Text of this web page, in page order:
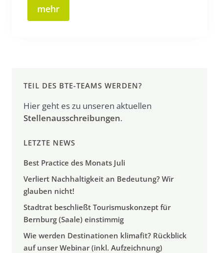
mehr
TEIL DES BTE-TEAMS WERDEN?
Hier geht es zu unseren aktuellen
Stellenausschreibungen.
LETZTE NEWS
Best Practice des Monats Juli
Verliert Nachhaltigkeit an Bedeutung? Wir
glauben nicht!
Stadtrat beschließt Tourismuskonzept für
Bernburg (Saale) einstimmig
Wie werden Destinationen klimafit? Rückblick
auf unser Webinar (inkl. Aufzeichnung)